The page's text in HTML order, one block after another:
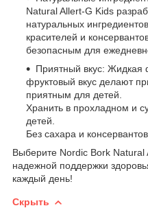
Natural Allert-G Kids
натуральных
красителей и
безопасным для
Приятный вкус:
фруктовый вкус делают
приятным для детей.
Хранить в прохладном и
детей.
Без сахара и консервантов.
Выберите Nordic Bork Natural
надежной поддержки
каждый день!
Скрыть